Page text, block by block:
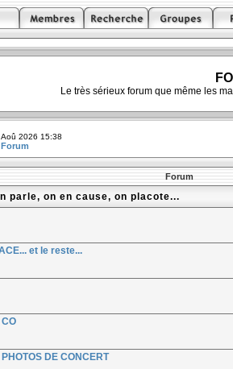
Le très sérieux forum que même les
2026 15:38
Forum
parle, on en cause, on placote...
et le reste...
DE CONCERT